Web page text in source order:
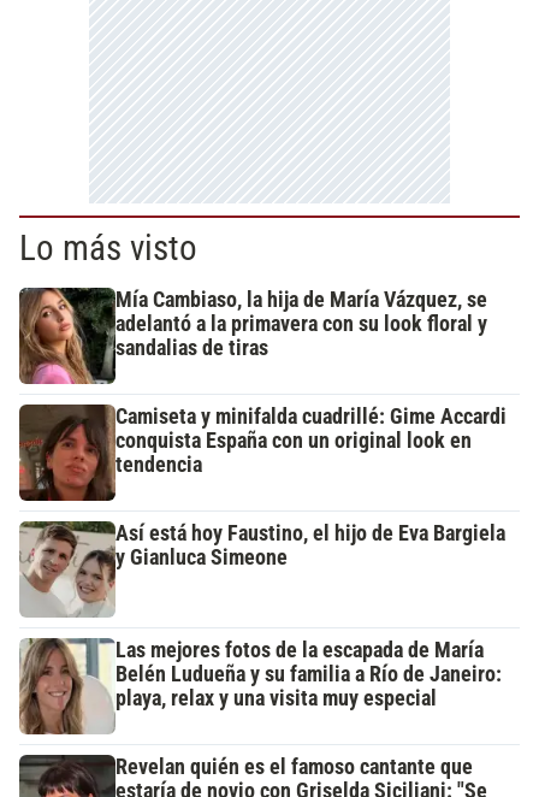
Lo más visto
Mía Cambiaso, la hija de María Vázquez, se
adelantó a la primavera con su look floral y
sandalias de tiras
Camiseta y minifalda cuadrillé: Gime Accardi
conquista España con un original look en
tendencia
Así está hoy Faustino, el hijo de Eva Bargiela
y Gianluca Simeone
Las mejores fotos de la escapada de María
Belén Ludueña y su familia a Río de Janeiro:
playa, relax y una visita muy especial
Revelan quién es el famoso cantante que
estaría de novio con Griselda Siciliani: "Se